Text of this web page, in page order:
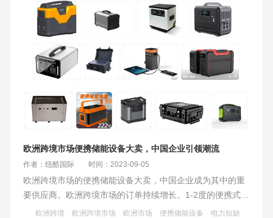
欧洲跨境市场便携储能设备大卖，中国企业引领潮流
作者：纽酷国际 时间：2023-09-05
欧洲跨境市场的便携储能设备大卖，中国企业成为其中的重
要供应商。欧洲跨境市场的订单持续增长。1-2度的便携式移
动储能设备最受欢迎。此外，欧洲市场对阳台户用储能产品
欧洲跨境 欧洲跨境市场 欧洲市场 便携储能设备
电力短缺